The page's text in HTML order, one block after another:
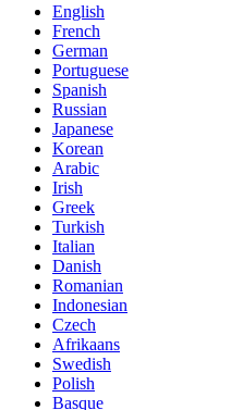
English
French
German
Portuguese
Spanish
Russian
Japanese
Korean
Arabic
Irish
Greek
Turkish
Italian
Danish
Romanian
Indonesian
Czech
Afrikaans
Swedish
Polish
Basque